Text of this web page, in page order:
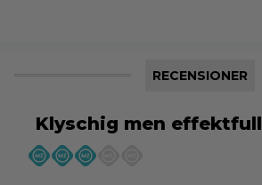
RECENSIONER
Klyschig men effektfull